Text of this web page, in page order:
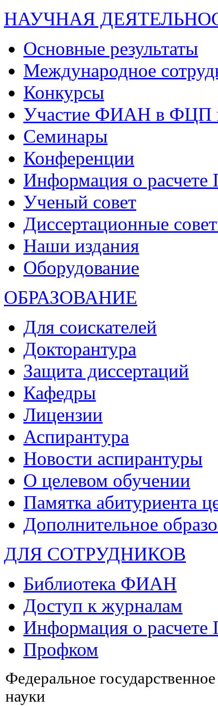
НАУЧНАЯ
Основные результаты
Международное
Конкурсы
Участие ФИАН в ФЦП
Семинары
Конференции
Информация о
Ученый совет
Диссертационные
Наши издания
Оборудование
ОБРАЗОВАНИЕ
Для соискателей
Докторантура
Защита диссертаций
Кафедры
Лицензии
Аспирантура
Новости аспирантуры
О целевом обучении
Памятка абитуриента
Дополнительное
ДЛЯ СОТРУДНИКОВ
Библиотека ФИАН
Доступ к журналам
Информация о
Профком
Федеральное
науки